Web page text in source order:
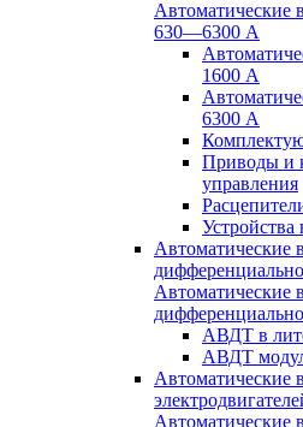
Автоматические
630—6300 А
1600 А
6300 А
Приводы и
управления
Устройства
Автоматические
Автоматические
АВДТ в
АВДТ
Автоматические
Автоматические